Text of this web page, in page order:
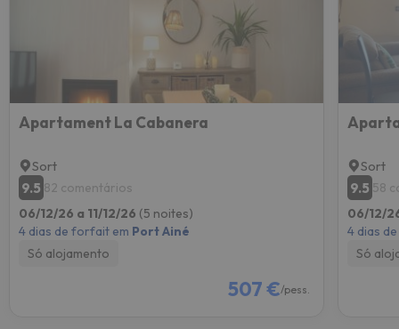
Apartament La Cabanera
Sort
9.5 82 comentários
06/12/26 a 11/12/26 (5 noites)
4 dias de forfait em Port Ainé
Só alojamento
507 €/pess.
Sort
9.5 58
06/12/
4 dias
Só